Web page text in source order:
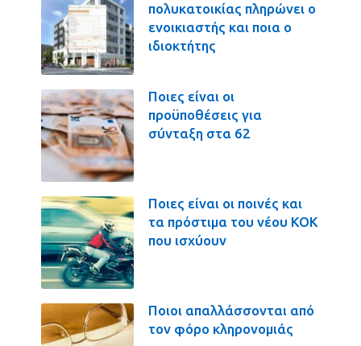
πολυκατοικίας πληρώνει ο
ενοικιαστής και ποια ο
ιδιοκτήτης
Ποιες είναι οι
προϋποθέσεις για
σύνταξη στα 62
Ποιες είναι οι ποινές και
τα πρόστιμα του νέου ΚΟΚ
που ισχύουν
Ποιοι απαλλάσσονται από
τον φόρο κληρονομιάς